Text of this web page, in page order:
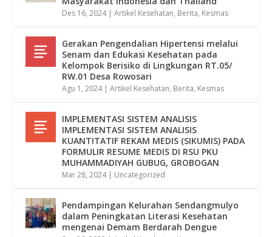
Des 16, 2024|Artikel Kesehatan, Berita, Kesmas
Gerakan Pengendalian Hipertensi melalui
Senam dan Edukasi Kesehatan pada
Kelompok Berisiko di Lingkungan RT.05/
RW.01 Desa Rowosari
Agu 1, 2024|Artikel Kesehatan, Berita, Kesmas
IMPLEMENTASI SISTEM ANALISIS
IMPLEMENTASI SISTEM ANALISIS
KUANTITATIF REKAM MEDIS (SIKUMIS) PADA
FORMULIR RESUME MEDIS DI RSU PKU
MUHAMMADIYAH GUBUG, GROBOGAN
Mar 28, 2024| Uncategorized
Pendampingan Kelurahan Sendangmulyo
dalam Peningkatan Literasi Kesehatan
mengenai Demam Berdarah Dengue